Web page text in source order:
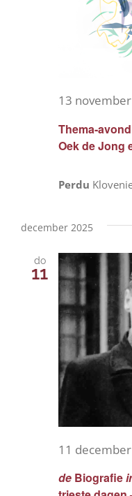
Thema-
Oek de Jong
13
Perdu
december 2025
do
11
de Biografie
11